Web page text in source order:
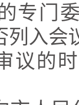
专门
列入会
议的